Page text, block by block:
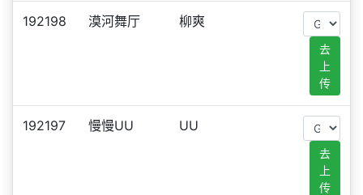
192198 漠河舞厅 柳爽
去
上
传
192197 慢慢UU UU
去
上
传